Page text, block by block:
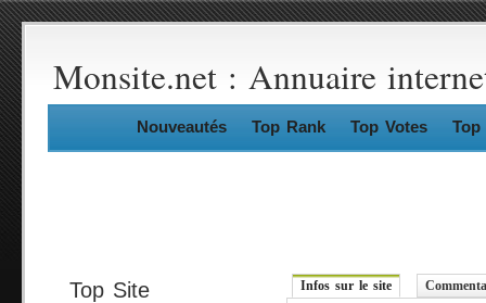
Monsite.net : Annuaire
Nouveautés Top Rank Top Votes Top
Top Site Infos sur le site